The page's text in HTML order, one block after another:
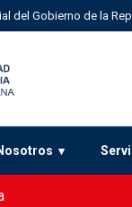
del Gobierno de la